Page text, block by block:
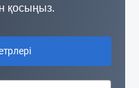
қосыңыз.